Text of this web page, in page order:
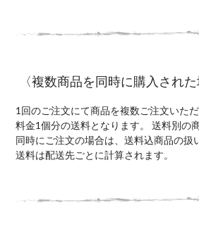
〈複数商品を同時に購入された
1回のご注文にて商品を複数ご注文いた
料金1個分の送料となります。 送料別の
同時にご注文の場合は、送料込商品の扱
送料は配送先ごとに計算されます。